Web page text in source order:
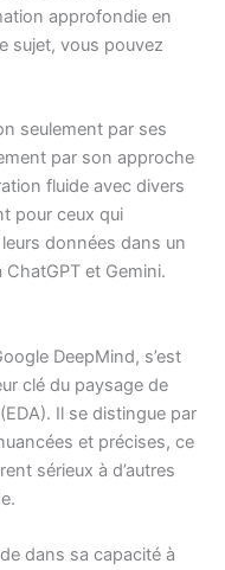
approfondie en
sujet, vous pouvez
seulement par ses
par son approche
fluide avec divers
pour ceux qui
données dans un
et Gemini.
DeepMind, s’est
clé du paysage de
Il se distingue par
et précises, ce
sérieux à d’autres
dans sa capacité à